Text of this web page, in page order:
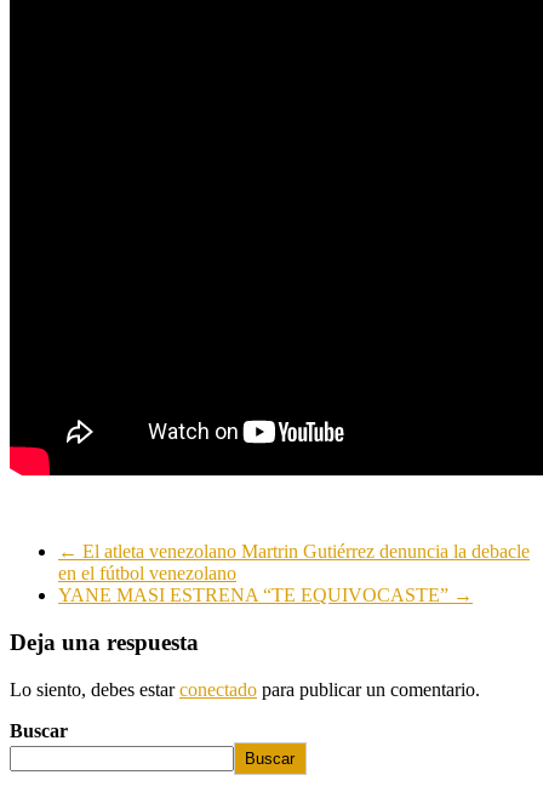
← El atleta venezolano Martrin Gutiérrez denuncia la debacle
en el fútbol venezolano
YANE MASI ESTRENA “TE EQUIVOCASTE” →
Deja una respuesta
Lo siento, debes estarconectado para publicar un comentario.
Buscar
Buscar